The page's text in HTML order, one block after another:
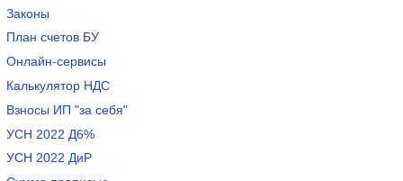
Законы
План счетов БУ
Онлайн-сервисы
Калькулятор НДС
Взносы ИП "за себя"
УСН 2022 Д6%
УСН 2022 ДиР